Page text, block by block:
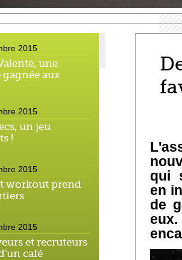
2015
une
gagnée aux
2015
un jeu
!
2015
workout prend
2015
et recruteurs
café
qui
en
de